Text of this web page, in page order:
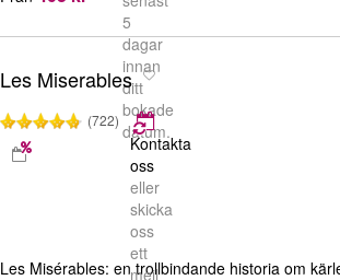
5
dagar
innan
ditt
bokade
datum.
Les Miserables
(722)
Kontakta
oss
eller
skicka
oss
ett
mejl
Les Misérables: en trollbindande historia om